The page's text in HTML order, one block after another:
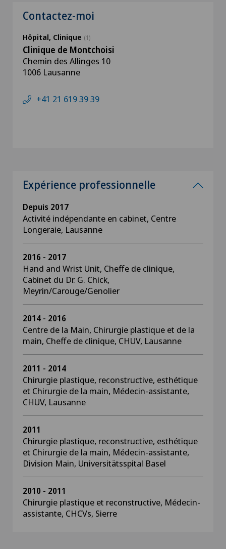
Contactez-moi
Hôpital, Clinique (1)
Clinique de Montchoisi
Chemin des Allinges 10
1006 Lausanne
+41 21 619 39 39
Expérience professionnelle
Depuis 2017
Activité indépendante en cabinet, Centre
Longeraie, Lausanne
2016 - 2017
Hand and Wrist Unit, Cheffe de clinique,
Cabinet du Dr. G. Chick,
Meyrin/Carouge/Genolier
2014 - 2016
Centre de la Main, Chirurgie plastique et de la
main, Cheffe de clinique, CHUV, Lausanne
2011 - 2014
Chirurgie plastique, reconstructive, esthétique
et Chirurgie de la main, Médecin-assistante,
CHUV, Lausanne
2011
Chirurgie plastique, reconstructive, esthétique
et Chirurgie de la main, Médecin-assistante,
Division Main, Universitätsspital Basel
2010 - 2011
Chirurgie plastique et reconstructive, Médecin-
assistante, CHCVs, Sierre